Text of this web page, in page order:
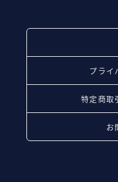
プライ
特定商取
お